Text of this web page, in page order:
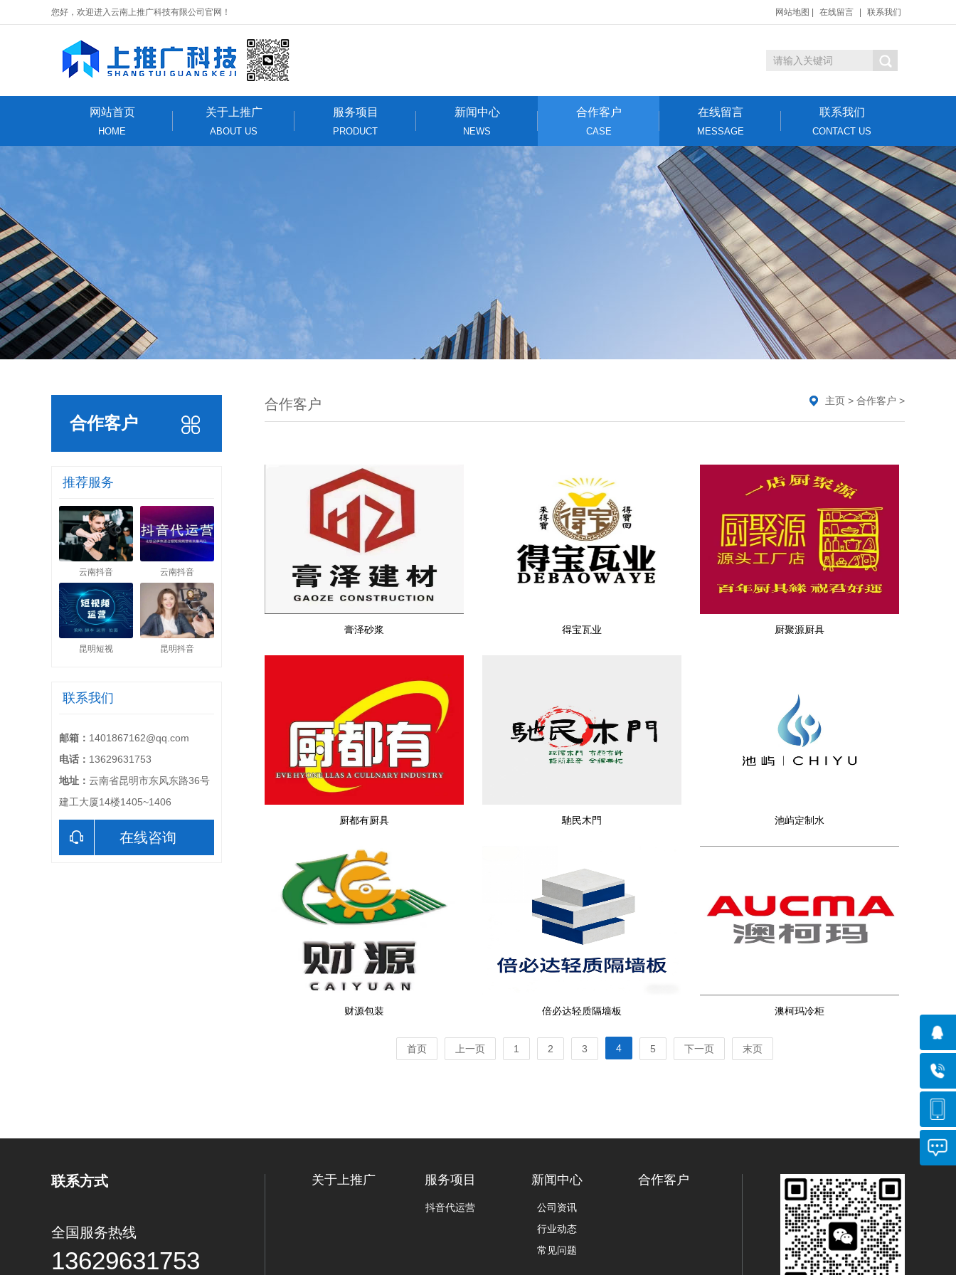
您好，欢迎进入云南上推广科技有限公司官网！ 网站地图 在线留言 联系我们
网站首页
HOME
关于上推广
ABOUT US
服务项目
PRODUCT
新闻中心
NEWS
合作客户
CASE
在线留言
MESSAGE
联系我们
CONTACT US
合作客户
推荐服务
云南抖音 云南抖音
昆明短视 昆明抖音
联系我们
邮箱： 1401867162@qq.com
电话： 13629631753
地址： 云南省昆明市东风东路36号
建工大厦14楼1405~1406
在线咨询
主页 > 合作客户 >
合作客户
膏泽砂浆 得宝瓦业 厨聚源厨具
厨都有厨具 馳民木門 池屿定制水
财源包装 倍必达轻质隔墙板 澳柯玛冷柜
首页 上一页 1 2 3 4 5 下一页 末页
联系方式
全国服务热线
13629631753
关于上推广 服务项目
抖音代运营
新闻中心
公司资讯
行业动态
常见问题
合作客户